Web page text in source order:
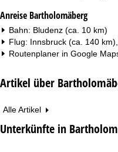
Anreise Bartholomäberg
Bahn: Bludenz (ca. 10 km)
Flug: Innsbruck (ca. 140
Routenplaner in Google
Artikel über
Alle Artikel
Unterkünfte in